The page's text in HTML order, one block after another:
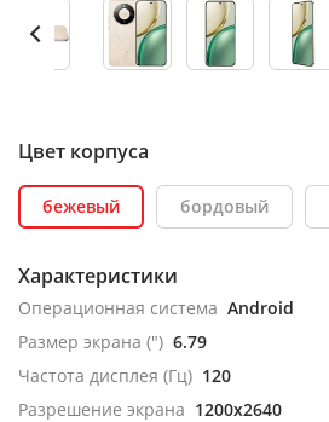
Цвет корпуса
бежевый бордовый
Характеристики
Операционная система Android
Размер экрана (") 6.79
Частота дисплея (Гц) 120
Разрешение экрана 1200x2640